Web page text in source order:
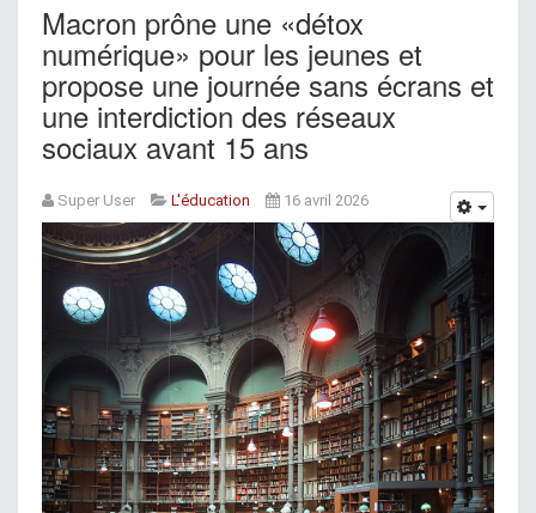
Macron prône une «détox
numérique» pour les jeunes et
propose une journée sans écrans et
une interdiction des réseaux
sociaux avant 15 ans
Super User L'éducation 16 avril 2026